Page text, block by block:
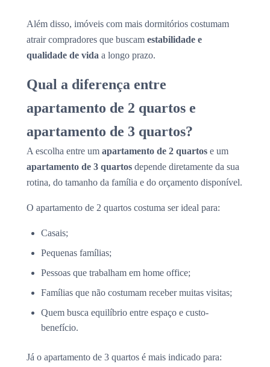
Além disso, imóveis com mais dormitórios costumam
atrair compradores que buscam estabilidade e
qualidade de vida a longo prazo.
Qual a diferença entre
apartamento de 2 quartos e
apartamento de 3 quartos?
A escolha entre um apartamento de 2 quartos e um
apartamento de 3 quartos depende diretamente da sua
rotina, do tamanho da família e do orçamento disponível.
O apartamento de 2 quartos costuma ser ideal para:
Casais;
Pequenas famílias;
Pessoas que trabalham em home office;
Famílias que não costumam receber muitas visitas;
Quem busca equilíbrio entre espaço e custo-
benefício.
Já o apartamento de 3 quartos é mais indicado para: